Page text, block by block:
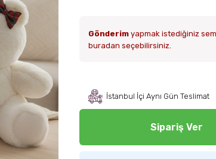
Gönderimyapmak istediğiniz
buradan seçebilirsiniz.
İstanbul İçi Aynı Gün Teslimat
Sipariş Ver